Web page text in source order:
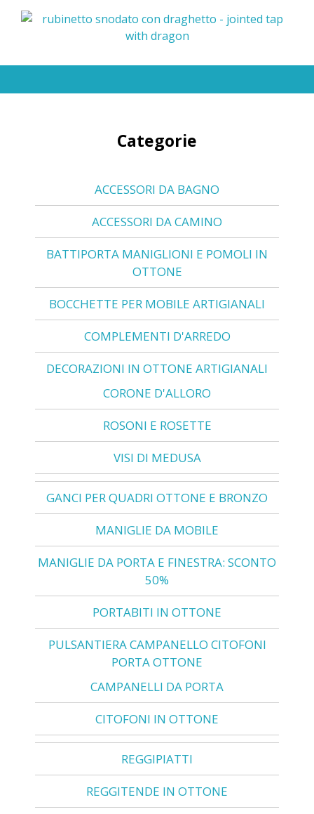
Categorie
ACCESSORI DA BAGNO
ACCESSORI DA CAMINO
BATTIPORTA MANIGLIONI E POMOLI IN
OTTONE
BOCCHETTE PER MOBILE ARTIGIANALI
COMPLEMENTI D'ARREDO
DECORAZIONI IN OTTONE ARTIGIANALI
CORONE D'ALLORO
ROSONI E ROSETTE
VISI DI MEDUSA
GANCI PER QUADRI OTTONE E BRONZO
MANIGLIE DA MOBILE
MANIGLIE DA PORTA E FINESTRA: SCONTO
50%
PORTABITI IN OTTONE
PULSANTIERA CAMPANELLO CITOFONI
PORTA OTTONE
CAMPANELLI DA PORTA
CITOFONI IN OTTONE
REGGIPIATTI
REGGITENDE IN OTTONE